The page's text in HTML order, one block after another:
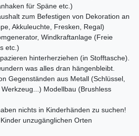
für Späne etc.)
zum Befestigen von Dekoration an
Akkuleuchte, Fresken, Regal)
Windkraftanlage (Freie
etc.)
hinterherziehen (in Stofftasche).
was alles dran hängenbleibt.
Gegenständen aus Metall (Schlüssel,
Modellbau (Brushless
nichts in Kinderhänden zu suchen!
unzugänglichen Orten